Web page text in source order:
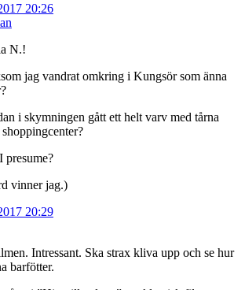
20:26
N.!
jag vandrat omkring i Kungsör som änna
i skymningen gått ett helt varv med tårna
presume?
vinner jag.)
20:29
Intressant. Ska strax kliva upp och se hur
barfötter.